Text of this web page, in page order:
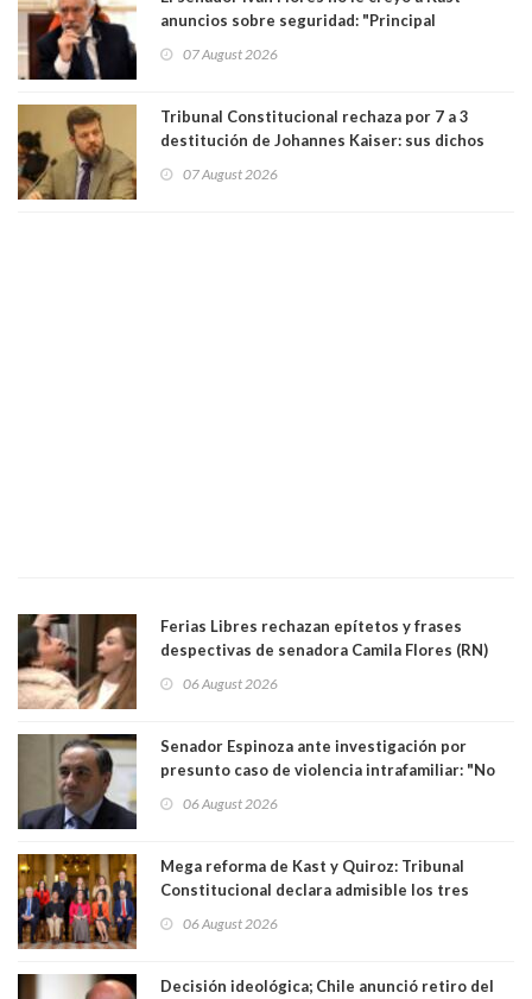
anuncios sobre seguridad: "Principal
perseguir ruta del dinero y levantar secreto
07 August 2026
Tribunal Constitucional rechaza por 7 a 3
destitución de Johannes Kaiser: sus dichos
justicia constitucional porque no es diputado
07 August 2026
Ferias Libres rechazan epítetos y frases
despectivas de senadora Camila Flores (RN)
06 August 2026
Senador Espinoza ante investigación por
presunto caso de violencia intrafamiliar: "No
antecedentes a Tribunal Supremo
06 August 2026
Mega reforma de Kast y Quiroz: Tribunal
Constitucional declara admisible los tres
06 August 2026
Decisión ideológica; Chile anunció retiro del